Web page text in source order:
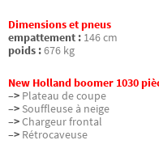
Dimensions et pneus
empattement : 146 cm
poids :676 kg
New Holland boomer 1030
–> Plateau de coupe
–> Souffleuse à neige
–>Chargeur frontal
–> Rétrocaveuse